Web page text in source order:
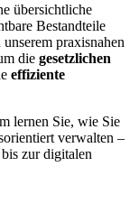
übersichtliche
Bestandteile
praxisnahen
die gesetzlichen
effiziente
lernen Sie, wie Sie
verwalten –
zur digitalen